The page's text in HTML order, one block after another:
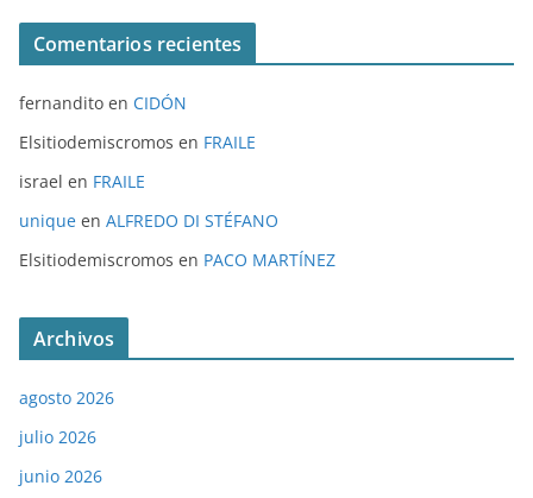
Comentarios recientes
fernandito en CIDÓN
Elsitiodemiscromos en FRAILE
israel en FRAILE
unique en ALFREDO DI STÉFANO
Elsitiodemiscromos en PACO MARTÍNEZ
Archivos
agosto 2026
julio 2026
junio 2026